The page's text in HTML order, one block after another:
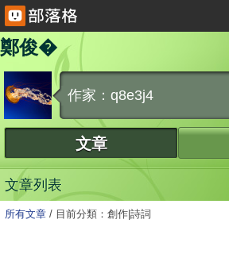
鄭俊�
作家：q8e3j4
文章
文章列表
所有文章 / 目前分類：創作|詩詞